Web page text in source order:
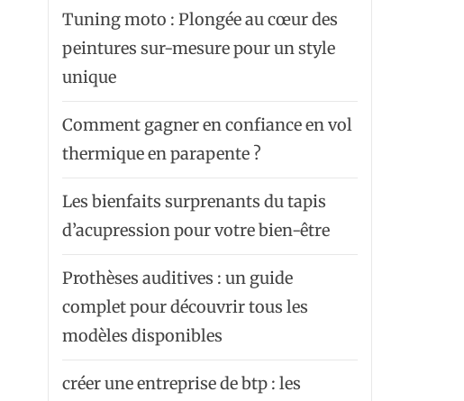
Tuning moto : Plongée au cœur des
peintures sur-mesure pour un style
unique
Comment gagner en confiance en vol
thermique en parapente ?
Les bienfaits surprenants du tapis
d’acupression pour votre bien-être
Prothèses auditives : un guide
complet pour découvrir tous les
modèles disponibles
créer une entreprise de btp : les